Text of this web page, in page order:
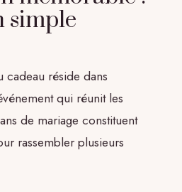
simple
cadeau réside dans
qui réunit les
de mariage constituent
rassembler plusieurs